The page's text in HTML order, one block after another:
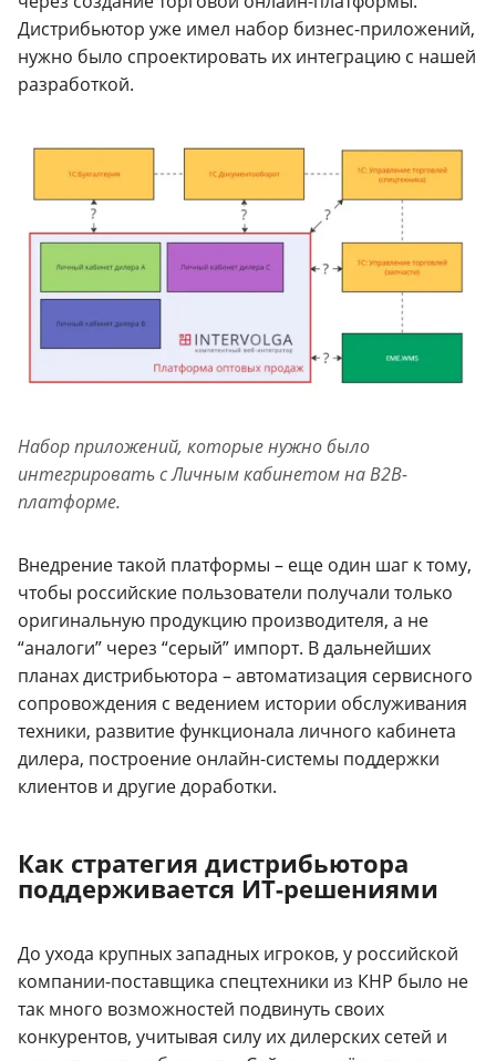
Дистрибьютор уже имел набор бизнес-приложений,
нужно было спроектировать их интеграцию с нашей
разработкой.
Набор приложений, которые нужно было
интегрировать с Личным кабинетом на B2B-
платформе.
Внедрение такой платформы – еще один шаг к тому,
чтобы российские пользователи получали только
оригинальную продукцию производителя, а не
“аналоги” через “серый” импорт. В дальнейших
планах дистрибьютора – автоматизация сервисного
сопровождения с ведением истории обслуживания
техники, развитие функционала личного кабинета
дилера, построение онлайн-системы поддержки
клиентов и другие доработки.
Как стратегия дистрибьютора
поддерживается ИТ-решениями
До ухода крупных западных игроков, у российской
компании-поставщика спецтехники из КНР было не
так много возможностей подвинуть своих
конкурентов, учитывая силу их дилерских сетей и